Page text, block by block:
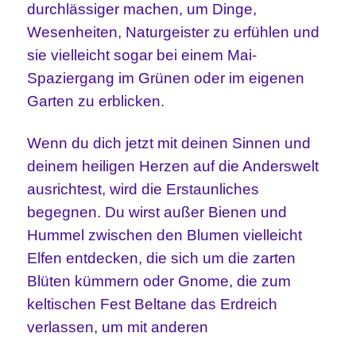
durchlässiger machen, um Dinge,
Wesenheiten, Naturgeister zu erfühlen und
sie vielleicht sogar bei einem Mai-
Spaziergang im Grünen oder im eigenen
Garten zu erblicken.
Wenn du dich jetzt mit deinen Sinnen und
deinem heiligen Herzen auf die Anderswelt
ausrichtest, wird die Erstaunliches
begegnen. Du wirst außer Bienen und
Hummel zwischen den Blumen vielleicht
Elfen entdecken, die sich um die zarten
Blüten kümmern oder Gnome, die zum
keltischen Fest Beltane das Erdreich
verlassen, um mit anderen